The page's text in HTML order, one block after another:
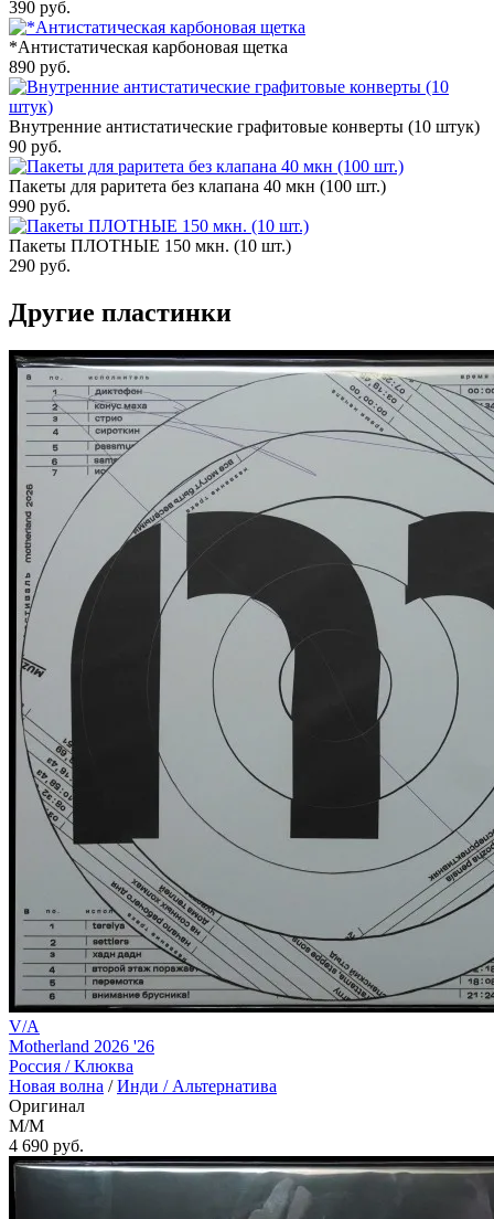
390 руб.
*Антистатическая карбоновая щетка
890 руб.
Внутренние антистатические графитовые конверты (10 штук)
90 руб.
Пакеты для раритета без клапана 40 мкн (100 шт.)
990 руб.
Пакеты ПЛОТНЫЕ 150 мкн. (10 шт.)
290 руб.
Другие пластинки
V/A
Motherland 2026 '26
Россия /Клюква
Новая волна /Инди / Альтернатива
Оригинал
M/M
4 690 руб.